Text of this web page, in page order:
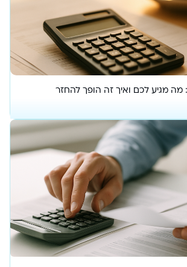
מה מגיע לכם ואיך זה הופך להחזר